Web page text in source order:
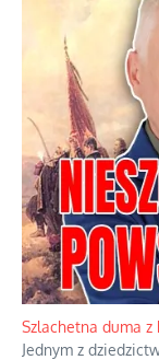
Szlachetna duma
Jednym z